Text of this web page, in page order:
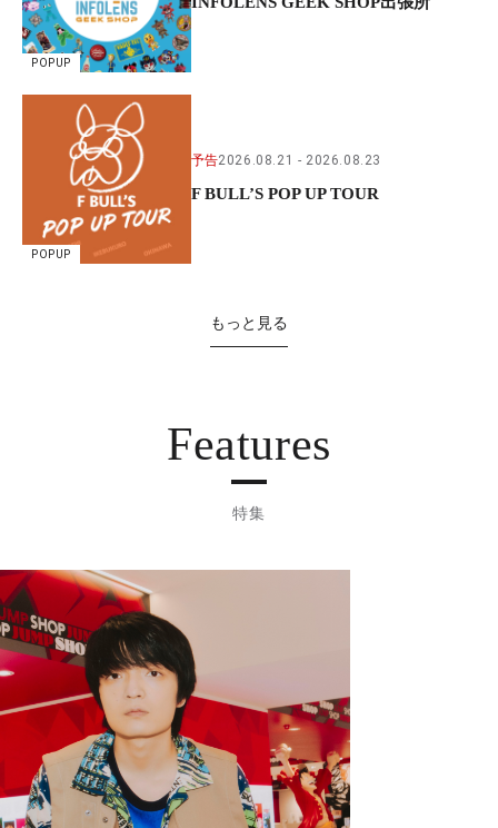
POPUP
POPUP
予告2026.08.21 2026.08.23
F BULL’S POP UP TOUR
もっと見る
Features
特集